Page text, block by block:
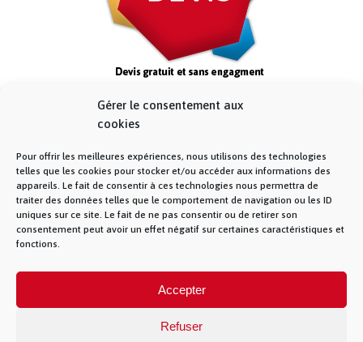
Gérer le consentement aux
cookies
Pour offrir les meilleures expériences, nous utilisons des technologies
telles que les cookies pour stocker et/ou accéder aux informations des
appareils. Le fait de consentir à ces technologies nous permettra de
traiter des données telles que le comportement de navigation ou les ID
uniques sur ce site. Le fait de ne pas consentir ou de retirer son
consentement peut avoir un effet négatif sur certaines caractéristiques et
fonctions.
Accepter
Refuser
allée des chevreuils – 69380 Lissieu – 04 28 28 28
28 –Contact– La Fibre Lyonnaise est une
marque de la société Muona SAS